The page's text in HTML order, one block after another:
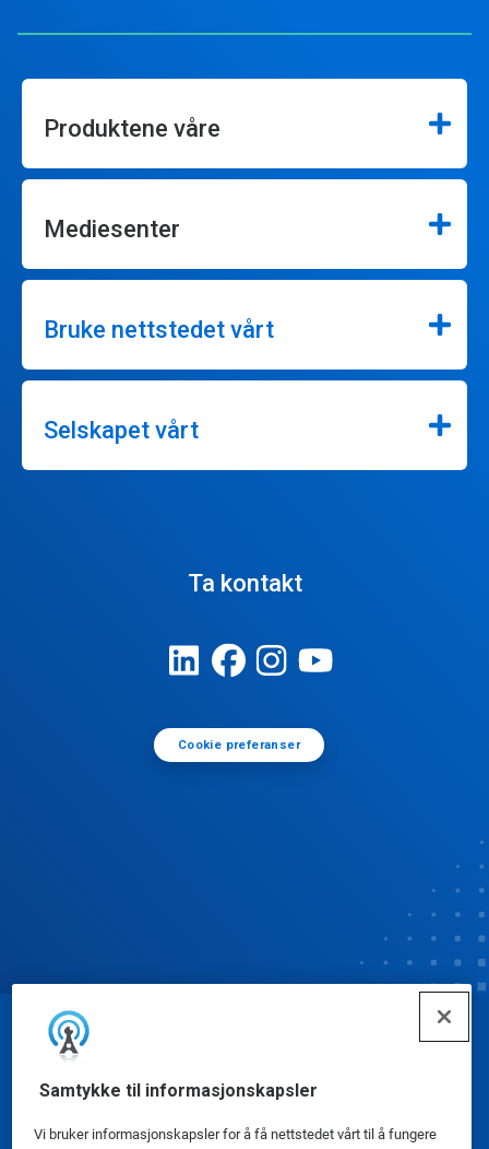
Samtykke til informasjonskapsler
Vi bruker informasjonskapsler for å få nettstedet vårt til å fungere
Produktene våre
Mediesenter
Bruke nettstedet vårt
Selskapet vårt
Ta kontakt
Cookie preferanser
Sikkerhetsdatablad| Personvernerklæring
Bruksvilkår